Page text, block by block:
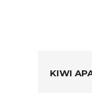
KIWI